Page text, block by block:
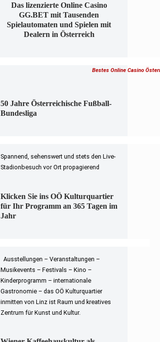
Das lizenzierte Online Casino
GG.BET mit Tausenden
Spielautomaten und Spielen mit
Dealern in Österreich
Bestes Online Casino
50 Jahre Österreichische Fußball-
Bundesliga
Spannend, sehenswert und stets den Live-
Stadionbesuch vor Ort propagierend
Klicken Sie ins OÖ Kulturquartier
für Ihr Programm an 365 Tagen im
Jahr
Ausstellungen – Veranstaltungen –
Musikevents – Festivals – Kino –
Kinderprogramm – internationale
Gastronomie – das OÖ Kulturquartier
inmitten von Linz ist Raum und kreatives
Zentrum für Kunst und Kultur.